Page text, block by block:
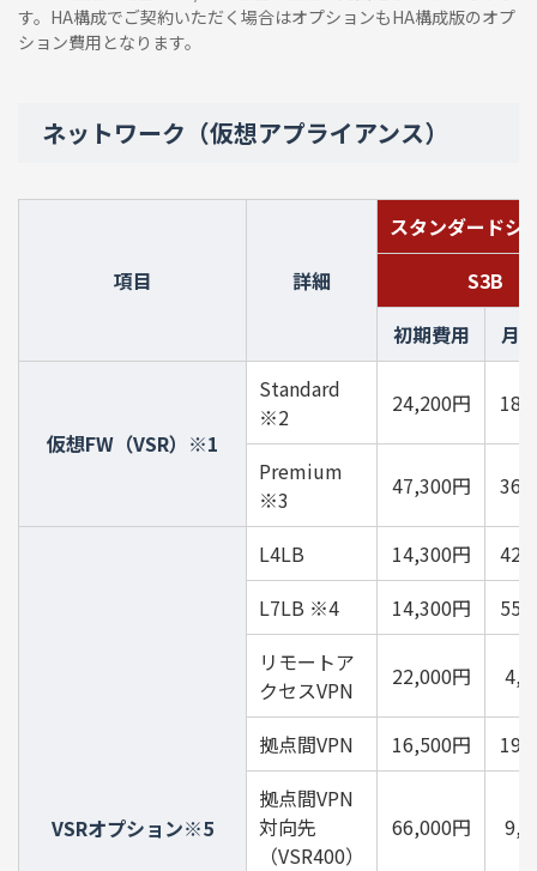
す。HA構成でご契約いただく場合はオプションもHA構成版のオプ
ション費用となります。
ネットワーク（仮想アプライアンス）
項目 詳細
スタンダードシ
S3B
初期費用
月
仮想FW（VSR）※1
Standard
※2
24,200円
Premium
※3
47,300円
VSRオプション※5
L4LB 14,300円
L7LB ※4
14,300円
リモートア
クセスVPN
22,000円
拠点間VPN 16,500円
拠点間VPN
対向先
（VSR400）
66,000円